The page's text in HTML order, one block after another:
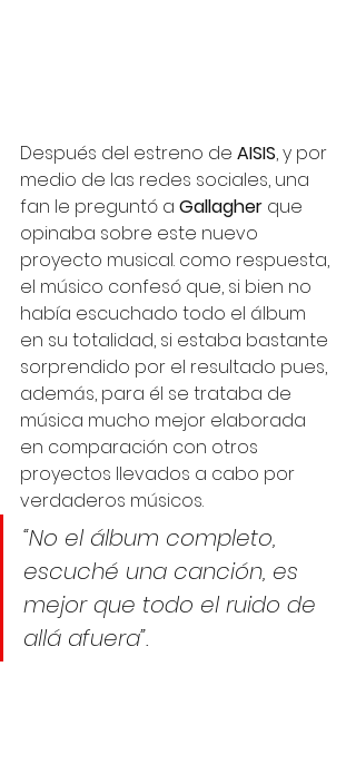
Después del estreno de AISIS, y por
medio de las redes sociales, una
fan le preguntó a Gallagher que
opinaba sobre este nuevo
proyecto musical. como respuesta,
el músico confesó que, si bien no
había escuchado todo el álbum
en su totalidad, si estaba bastante
sorprendido por el resultado pues,
además, para él se trataba de
música mucho mejor elaborada
en comparación con otros
proyectos llevados a cabo por
verdaderos músicos.
“No el álbum completo,
escuché una canción, es
mejor que todo el ruido de
allá afuera”.